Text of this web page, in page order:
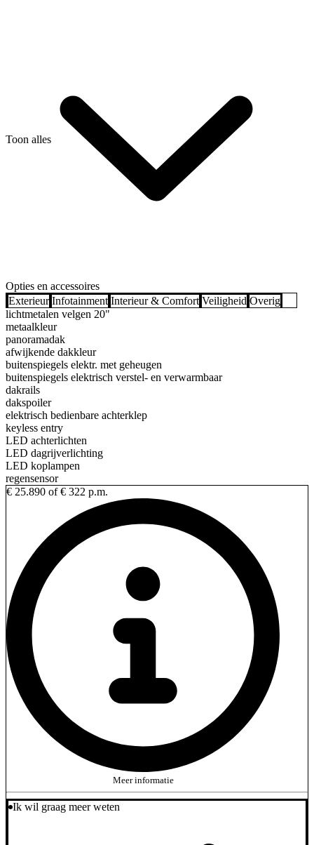
Toon alles
Opties en accessoires
Exterieur Infotainment Interieur & Comfort Veiligheid Overig
lichtmetalen velgen 20"
metaalkleur
panoramadak
afwijkende dakkleur
buitenspiegels elektr. met geheugen
buitenspiegels elektrisch verstel- en verwarmbaar
dakrails
dakspoiler
elektrisch bedienbare achterklep
keyless entry
LED achterlichten
LED dagrijverlichting
LED koplampen
regensensor
€ 25.890 of € 322 p.m.
Meer informatie
Ik wil graag meer weten